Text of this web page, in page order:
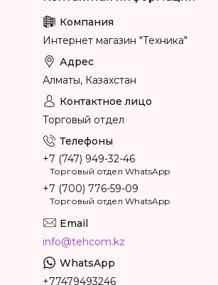
Интернет магазин "Техника"
Алматы, Казахстан
Торговый отдел
+7 (747) 949-32-46
Торговый отдел WhatsApp
+7 (700) 776-59-09
Торговый отдел WhatsApp
info@tehcom.kz
+77479493246